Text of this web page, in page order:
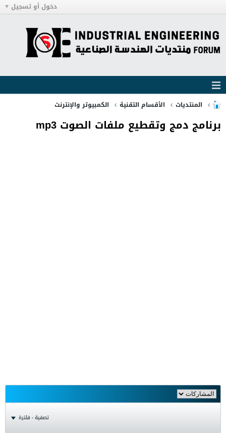
دخول أو تسجيل
المنتديات الأقسام التقنية الكمبيوتر والإنترنت
برنامج دمج وتقطيع ملفات الصوت mp3
تصفية - فلترة